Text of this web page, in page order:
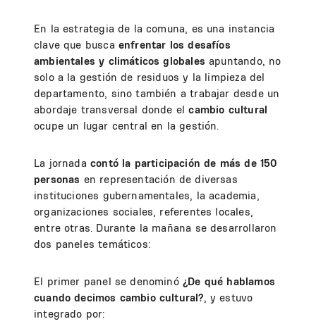
En la estrategia de la comuna, es una instancia
clave que busca enfrentar los desafíos
ambientales y climáticos globales apuntando, no
solo a la gestión de residuos y la limpieza del
departamento, sino también a trabajar desde un
abordaje transversal donde elcambio cultural
ocupe un lugar central en la gestión.
La jornada contó la participación de más de 150
personas en representación de diversas
instituciones gubernamentales, la academia,
organizaciones sociales, referentes locales,
entre otras. Durante la mañana se desarrollaron
dos paneles temáticos:
El primer panel se denominó¿De qué hablamos
cuando decimos cambio cultural?, y estuvo
integrado por: